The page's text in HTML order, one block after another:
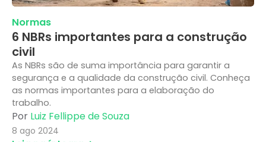
Normas
6 NBRs importantes para a construção
civil
As NBRs são de suma importância para garantir a
segurança e a qualidade da construção civil. Conheça
as normas importantes para a elaboração do
trabalho.
Por Luiz Fellippe de Souza
8 ago 2024